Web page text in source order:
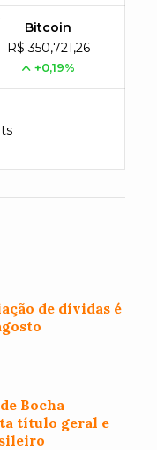
Bitcoin
R$ 350,721,26
+0,19%
de dívidas é
Bocha
título geral e